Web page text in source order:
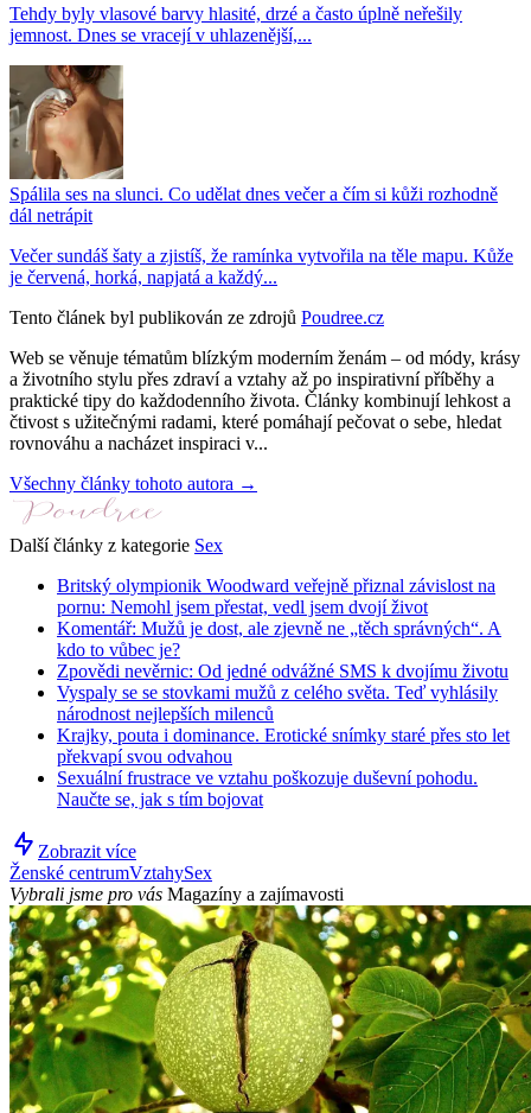
Tehdy byly vlasové barvy hlasité, drzé a často úplně neřešily
jemnost. Dnes se vracejí v uhlazenější,...
Spálila ses na slunci. Co udělat dnes večer a čím si kůži rozhodně
dál netrápit
Večer sundáš šaty a zjistíš, že ramínka vytvořila na těle mapu. Kůže
je červená, horká, napjatá a každý...
Tento článek byl publikován ze zdrojů Poudree.cz
Web se věnuje tématům blízkým moderním ženám – od módy, krásy
a životního stylu přes zdraví a vztahy až po inspirativní příběhy a
praktické tipy do každodenního života. Články kombinují lehkost a
čtivost s užitečnými radami, které pomáhají pečovat o sebe, hledat
rovnováhu a nacházet inspiraci v...
Všechny články tohoto autora →
Další články z kategorie Sex
Britský olympionik Woodward veřejně přiznal závislost na
pornu: Nemohl jsem přestat, vedl jsem dvojí život
Komentář: Mužů je dost, ale zjevně ne „těch správných“. A
kdo to vůbec je?
Zpovědi nevěrnic: Od jedné odvážné SMS k dvojímu životu
Vyspaly se se stovkami mužů z celého světa. Teď vyhlásily
národnost nejlepších milenců
Krajky, pouta i dominance. Erotické snímky staré přes sto let
překvapí svou odvahou
Sexuální frustrace ve vztahu poškozuje duševní pohodu.
Naučte se, jak s tím bojovat
Zobrazit více
Ženské centrumVztahySex
Vybrali jsme pro vás Magazíny a zajímavosti